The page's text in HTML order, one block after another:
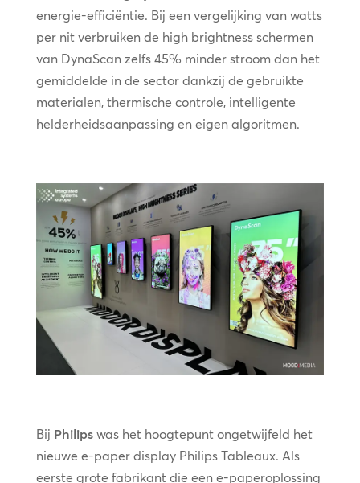
energie-efficiëntie. Bij een vergelijking van watts
per nit verbruiken de high brightness schermen
van DynaScan zelfs 45% minder stroom dan het
gemiddelde in de sector dankzij de gebruikte
materialen, thermische controle, intelligente
helderheidsaanpassing en eigen algoritmen.
Bij Philipswas het hoogtepunt ongetwijfeld het
nieuwe e-paper display Philips Tableaux. Als
eerste grote fabrikant die een e-paperoplossing